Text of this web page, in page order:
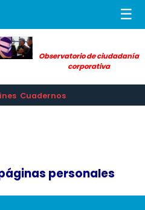
☰
Observatorio de ciudadanía
corporativa
Cuadernos
personales